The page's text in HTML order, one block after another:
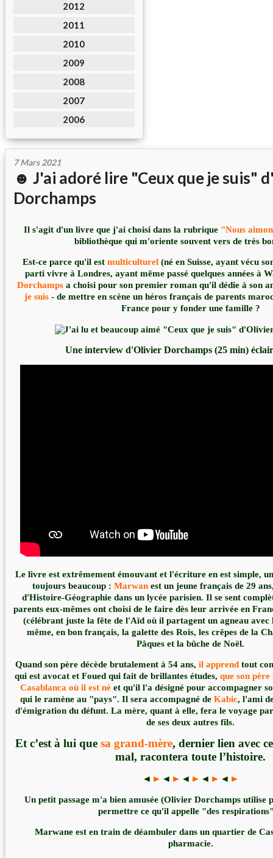
2012
2011
2010
2009
2008
2007
2006
7 Mars 2021
☻ J'ai adoré lire "Ceux que je suis"
Dorchamps
Il s'agit d'un livre que j'ai choisi dans la rubrique "Nous
bibliothèque qui m'oriente souvent vers de très
Est-ce parce qu'il est multiculturel (né en Suisse, ayant vécu
parti vivre à Londres, ayant même passé quelques années à
Dorchamps a choisi pour son premier roman qu'il dédie à son
je suis - de mettre en scène un héros français de parents
France pour y fonder une famille ?
Une interview d'Olivier Dorchamps (25 min)
Le livre est extrêmement émouvant et l'écriture en est simple,
toujours beaucoup :Marwan est un jeune français de 29
d'Histoire-Géographie dans un lycée parisien. Il se sent
parents eux-mêmes ont choisi de le faire dès leur arrivée en
(célébrant juste la fête de l'Aïd où il partagent un agneau avec
même, en bon français, la galette des Rois, les crêpes de la
Pâques et la bûche de Noël.
Quand son père décède brutalement à 54 ans, il apprend tout
qui est avocat et Foued qui fait de brillantes études, que son
Casablanca où il est né et qu'il l'a désigné pour accompagner
qui le ramène au "pays". Il sera accompagné de Kabic, l'ami
d'émigration du défunt. La mère, quant à elle, fera le voyage
de ses deux autres fils.
Et c’est à lui quesa grand-mère, dernier lien avec
mal, racontera toute l’histoire.
◄ ► ◄ ► ◄ ► ◄ ► ◄ ►
Un petit passage m'a bien amusée (Olivier Dorchamps
permettre ce qu'il appelle "des
Marwane est en train de déambuler dans un quartier de
pharmacie.